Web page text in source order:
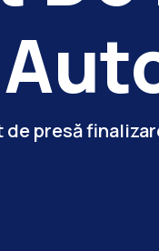
presă